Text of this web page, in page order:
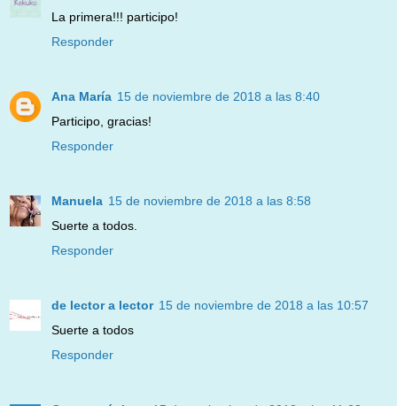
La primera!!! participo!
Responder
Ana María 15 de noviembre de 2018 a las 8:40
Participo, gracias!
Responder
Manuela 15 de noviembre de 2018 a las 8:58
Suerte a todos.
Responder
de lector a lector 15 de noviembre de 2018 a las 10:57
Suerte a todos
Responder